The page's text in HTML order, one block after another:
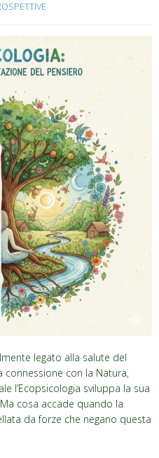
legato alla salute del
connessione con la Natura,
l’Ecopsicologia sviluppa la sua
cosa accade quando la
da forze che negano questa